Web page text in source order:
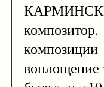
воплощение